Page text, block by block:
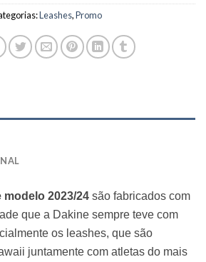
Leashes,Promo
modelo 2023/24 são fabricados com
que a Dakine sempre teve com
os leashes, que são
juntamente com atletas do mais